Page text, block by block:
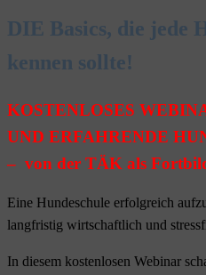
DIE Basics, die jede
kennen sollte!
KOSTENLOSES
UND ERFAHRENDE
– von der TÄK als
Eine Hundeschule erfolgreich
langfristig wirtschaftlich und
In diesem kostenlosen Webinar